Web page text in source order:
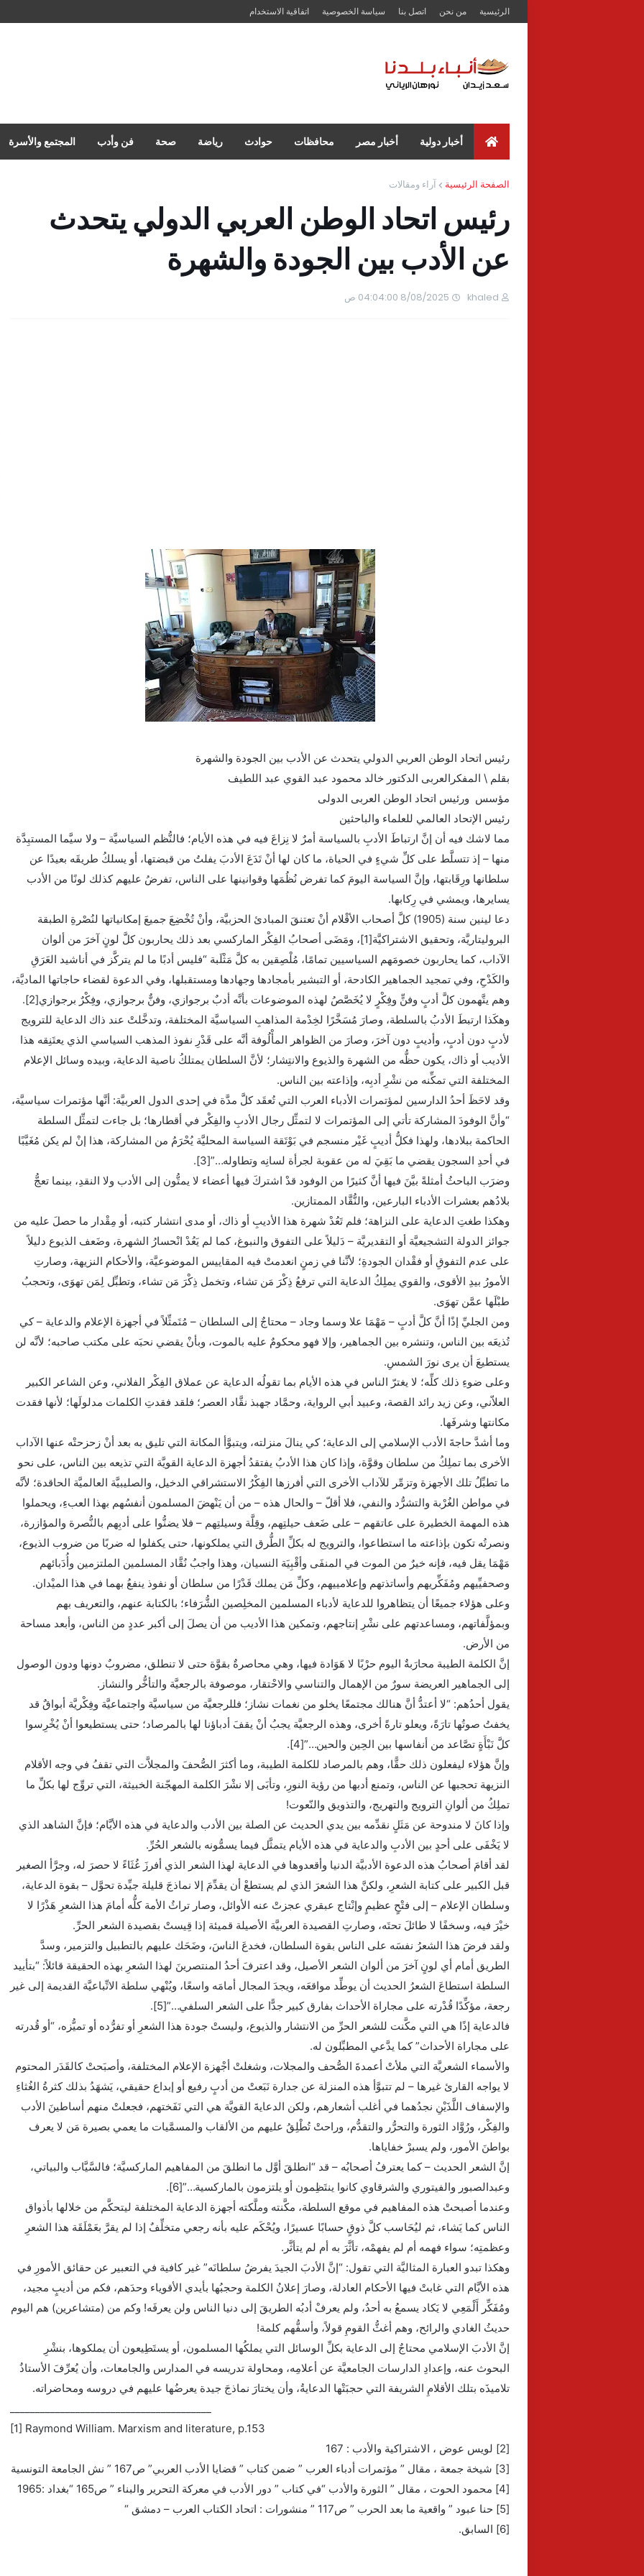
الرئيسية من نحن اتصل بنا سياسة الخصوصية اتفاقية الاستخدام
أخبار دولية أخبار مصر محافظات حوادث رياضة صحة فن وأدب المجتمع والأسرة
الصفحة الرئيسية آراء ومقالات
رئيس اتحاد الوطن العربي الدولي يتحدث
عن الأدب بين الجودة والشهرة
khaled 8/08/2025 04:04:00 ص
رئيس اتحاد الوطن العربي الدولي يتحدث عن الأدب بين الجودة والشهرة
بقلم \ المفكرالعربى الدكتور خالد محمود عبد القوي عبد اللطيف
مؤسس ورئيس اتحاد الوطن العربى الدولى
رئيس الإتحاد العالمي للعلماء والباحثين
مما لاشك فيه أن إنَّ ارتباطَ الأدبِ بالسياسة أمرٌ لا نِزاعَ فيه في هذه الأيام؛ فالنُّظم السياسيَّة – ولا سيَّما المستبِدَّة
منها – إذ تتسلَّط على كلِّ شيءٍ في الحياة، ما كان لها أنْ تَدَعَ الأدبَ يفلتُ من قبضتها، أو يسلكُ طريقَه بعيدًا عن
سلطانها ورِقَابتها، وإنَّ السياسة اليومَ كما تفرض نُظُمَها وقوانينها على الناس، تفرضُ عليهم كذلك لونًا من الأدب
يسايرها، ويمشي في رِكابها.
دعا لينين سنة (1905) كلَّ أصحاب الأقْلام أنْ تعتنقَ المبادئ الحزبيَّة، وأنْ تُخْضِعَ جميعَ إمكانياتها لنُصْرةِ الطبقة
البروليتاريَّة، وتحقيق الاشتراكيَّة[1]، ومَضَى أصحابُ الفِكْر الماركسي بعد ذلك يحاربون كلَّ لونٍ آخرَ من ألوان
الآداب، كما يحاربون خصومَهم السياسيين تمامًا، مُلْصِقين به كلَّ مَثْلَبة “فليس أدبًا ما لم يتركَّز في أناشيد العَرَقِ
والكَدْحِ، وفي تمجيد الجماهير الكادحة، أو التبشير بأمجادها وجهادها ومستقبلها، وفي الدعوة لقضاء حاجاتها الماديَّة،
وهم يتَّهمون كلَّ أدبٍ وفنٍّ وفِكْرٍ لا يُخَصَّصُ لهذه الموضوعات بأنَّه أدبٌ برجوازي، وفنٌّ برجوازي، وفِكْرٌ برجوازي[2].
وهكَذا ارتبطَ الأدبُ بالسلطة، وصارَ مُسَخَّرًا لخِدْمة المذاهبِ السياسيَّة المختلفة، وتدخَّلتْ عند ذاك الدعاية للترويج
لأدبٍ دون أدبٍ، وأديبٍ دون آخرَ، وصارَ من الظواهر المأْلُوفة أنَّه على قَدْرِ نفوذ المذهب السياسي الذي يعتَنِقه هذا
الأديب أو ذاك، يكون حظُّه من الشهرة والذيوع والانتِشار؛ لأنَّ السلطان يمتلكُ ناصية الدعاية، وبيده وسائل الإعلام
المختلفة التي تمكِّنه من نشْرِ أدبِه، وإذاعته بين الناس.
وقد لاحَظَ أحدُ الدارسين لمؤتمرات الأدباء العرب التي تُعقَد كلَّ مدَّة في إحدى الدول العربيَّة: أنَّها مؤتمرات سياسيَّة،
“وأنَّ الوفودَ المشاركة تأتي إلى المؤتمرات لا لتمثِّل رجال الأدبِ والفِكْر في أقطارها؛ بل جاءت لتمثِّل السلطة
الحاكمة ببلادها، ولهذا فكلُّ أديبٍ غَيْر منسجم في بَوْتَقة السياسة المحليَّة يُحْرَمُ من المشاركة، هذا إنْ لم يكن مُغَيَّبًا
في أحدِ السجون يقضي ما بَقِيَ له من عقوبة لجرأة لسانِه وتطاوله…”[3].
وضرَب الباحثُ أمثلةً بيَّنَ فيها أنَّ كثيرًا من الوفود قدْ اشتركَ فيها أعضاء لا يمتُّون إلى الأدب ولا النقدِ، بينما تعجُّ
بلادُهم بعشرات الأدباء البارعين، والنُّقَّاد الممتازين.
وهكذا طغتِ الدعاية على النزاهة؛ فلم تَعُدْ شهرة هذا الأديبِ أو ذاك، أو مدى انتشار كتبه، أو مِقْدار ما حصلَ عليه من
جوائز الدولة التشجيعيَّة أو التقديريَّة – دَليلاً على التفوق والنبوغ، كما لم يَعُدْ انْحسارُ الشهرة، وضَعف الذيوع دليلاً
على عدم التفوقِ أو فقْدان الجودةِ؛ لأنَّنا في زمنٍ انعدمتْ فيه المقاييس الموضوعيَّة، والأحكام النزيهة، وصارتِ
الأمورُ بيدِ الأقوى، والقوي يملِكُ الدعاية التي ترفعُ ذِكْرَ مَن تشاء، وتخمل ذِكْرَ مَن تشاء، وتطبِّل لِمَن تهوَى، وتحجبُ
طبْلَها عمَّن تهوَى.
ومن الجليِّ إذًا أنَّ كلَّ أدبٍ – مَهْمَا علا وسما وجاد – محتاجٌ إلى السلطان – مُتَمثِّلاً في أجهزة الإعلام والدعاية – كي
تُذيعَه بين الناس، وتنشره بين الجماهير، وإلا فهو محكومٌ عليه بالموت، وبأنْ يقضي نحبَه على مكتب صاحبه؛ لأنَّه لن
يستطيعَ أن يرى نورَ الشمسِ.
وعلى ضوءِ ذلك كلِّه؛ لا يغترّ الناس في هذه الأيام بما تقولُه الدعاية عن عملاق الفِكْر الفلاني، وعن الشاعر الكبير
العلاّني، وعن زيد رائد القصة، وعبيد أبي الرواية، وحمَّاد جهبذ نقَّاد العصر؛ فلقد فقدتِ الكلمات مدلولَها؛ لأنها فقدت
مكانتها وشرفَها.
وما أشدَّ حاجةَ الأدب الإسلامي إلى الدعاية؛ كي ينالَ منزلته، ويتبوَّأ المكانة التي تليق به بعد أنْ زحزحتْه عنها الآداب
الأخرى بما تملِكُ من سلطان وقوَّة، وإذا كان هذا الأدبُ يفتقدُ أجهزة الدعاية القويَّة التي تذيعه بين الناس، على نحو
ما تطبِّلُ تلك الأجهزة وتزمِّر للآداب الأخرى التي أفرزها الفِكْرُ الاستشراقي الدخيل، والصليبيَّة العالميَّة الحاقدة؛ لأنَّه
في مواطن الغُرْبة والتشرُّد والنفي، فلا أقلّ – والحال هذه – من أن يَنْهضَ المسلمون أنفسُهم بهذا العبءِ، ويحملوا
هذه المهمة الخطيرة على عاتقهم – على ضَعف حيلتِهم، وقِلَّة وسيلتِهم – فلا يضنُّوا على أدبِهم بالنُّصرة والمؤازرة،
ونصرتُه تكون بإذاعته ما استطاعوا، والترويج له بكلِّ الطُّرق التي يملكونها، حتى يكفلوا له ضربًا من ضروب الذيوع،
مَهْمَا يقل فيه، فإنه خيرٌ من الموت في المنفَى وأقْبِيَة النسيان، وهذا واجبُ نُقَّاد المسلمين الملتزمين وأُدَبائهم
وصحفيِّيهم ومُفَكِّريهم وأساتذتهم وإعلامييهم، وكلِّ مَن يملك قَدْرًا من سلطان أو نفوذ ينفعُ بهما في هذا الميْدان.
وعلى هؤلاء جميعًا أن يتظاهروا للدعاية لأدباء المسلمين المخلِصين الشُّرَفاء؛ بالكتابة عنهم، والتعريف بهم
وبمؤلَّفاتهم، ومساعدتهم على نشْرِ إنتاجهم، وتمكين هذا الأديب من أن يصلَ إلى أكبر عددٍ من الناس، وأبعد مساحة
من الأرض.
إنَّ الكلمة الطيبة محارَبةٌ اليوم حرْبًا لا هَوَادة فيها، وهي محاصرةٌ بقوَّة حتى لا تنطلق، مضروبٌ دونها ودون الوصول
إلى الجماهير العريضة سورٌ من الإهمال والتناسي والاحْتقار، موصوفة بالرجعيَّة والتأخُّر والنشاز.
يقول أحدُهم: “لا أعتدُّ أنَّ هنالك مجتمعًا يخلو من نغمات نشاز؛ فللرجعيَّة من سياسيَّة واجتماعيَّة وفِكْريَّة أبواقٌ قد
يخفتُ صوتُها تارَةً، ويعلو تارةً أخرى، وهذه الرجعيَّة يجبُ أنْ يقفَ أدباؤنا لها بالمرصاد؛ حتى يستطيعوا أنْ يُخْرِسوا
كلَّ نَبْأَةٍ تصَّاعد من أنفاسها بين الحِين والحين…”[4].
وإنَّ هؤلاء ليفعلون ذلك حقًّا، وهم بالمرصاد للكلمة الطيبة، وما أكثرَ الصُّحفَ والمجلاَّت التي تقفُ في وجه الأقلام
النزيهة تحجبها عن الناس، وتمنع أدبها من رؤية النورِ، وتأبَى إلا نشْرَ الكلمة المهجّنة الخبيثة، التي تروِّج لها بكلِّ ما
تملِكُ من ألوانِ الترويج والتهريج، والتذويق والنّعوت!
وإذا كانَ لا مندوحة عن مَثَلٍ نقدِّمه بين يدي الحديث عن الصلة بين الأدب والدعاية في هذه الأيَّام؛ فإنَّ الشاهد الذي
لا يَخْفَى على أحدٍ بين الأدبِ والدعاية في هذه الأيام يتمثَّل فيما يسمُّونه بالشعر الحُرِّ.
لقد أقامَ أصحابُ هذه الدعوة الأدبيَّة الدنيا وأقعدوها في الدعاية لهذا الشعر الذي أفرزَ غُثَاءً لا حصرَ له، وجرَّأ الصغير
قبل الكبير على كتابة الشعرِ، ولكنَّ هذا الشعرَ الذي لم يستطعْ أن يقدِّمَ إلا نماذجَ قليلة جيِّدة تحوَّل – بقوة الدعاية،
وسلطان الإعلام – إلى فتْحٍ عظيمٍ وإنْتاج عبقري عجزتْ عنه الأوائل، وصار تراثُ الأمة كلُّه أمامَ هذا الشعرِ هَذْرًا لا
خيْرَ فيه، وسخفًا لا طائلَ تحتَه، وصارتِ القصيدة العربيَّة الأصيلة قميئة إذا قِيستْ بقصيدة الشعر الحرِّ.
ولقد فرضَ هذا الشعرُ نفسَه على الناس بقوة السلطان، فخدعَ الناسَ، وضَحَك عليهم بالتطبيل والتزمير، وسدَّ
الطريق أمام أي لونٍ آخرَ من ألوان الشعر الأصيل، وقد اعترفَ أحدُ المنتصرينَ لهذا الشعرِ بهذه الحقيقة قائلاً: “بتأييد
السلطة استطاعَ الشعرُ الحديث أن يوطِّد مواقعَه، ويجدَ المجال أمامَه واسعًا، ويُنْهي سلطة الاتِّباعيَّة القديمة إلى غير
رجعة، مؤكِّدًا قُدْرته على مجاراة الأحداث بفارق كبير جدًّا على الشعر السلفي…”[5].
فالدعاية إذًا هي التي مكَّنت للشعر الحرِّ من الانتشار والذيوع، وليستْ جودة هذا الشعرِ أو تفرُّده أو تميُّزه، “أو قُدرته
على مجاراة الأحداث” كما يدَّعي المطبِّلون له.
والأسماء الشعريَّة التي ملأتْ أعمدةَ الصُّحف والمجلات، وشغلتْ أجْهزة الإعلام المختلفة، وأصبَحتْ كالقَدَر المحتوم
لا يواجه القارئ غيرها – لم تتبوَّأ هذه المنزلة عن جدارة نَبَعتْ من أدبٍ رفيع أو إبداع حقيقي، يَشهَدُ بذلك كثرةُ الغُثاءِ
والإسفاف اللَّذَيْنِ نجدُهما في أغلب أشعارهم، ولكن الدعايةَ القويَّة هي التي نَفَختهم، فجعلتْ منهم أساطينَ الأدب
والفِكْر، ورُوَّاد الثورة والتحرُّر والتقدُّم، وراحتْ تُطْلِقُ عليهم من الألقاب والمسمَّيات ما يعمي بصيرة مَن لا يعرف
بواطنَ الأمور، ولم يسبرْ خفاياها.
إنَّ الشعر الحديث – كما يعترفُ أصحابُه – قد “انطلقَ أوَّل ما انطلقَ من المفاهيم الماركسيَّة؛ فالسَّيَّاب والبياتي،
وعبدالصبور والفيتوري والشرقاوي كانوا ينتَظِمون أو يلتزمون بالماركسية…”[6].
وعندما أصبحتْ هذه المفاهيم في موقع السلطة، مكَّنته وملَّكته أجهزة الدعاية المختلفة ليتحكَّم من خلالها بأذواق
الناس كما يَشاء، ثم ليُحَاسب كلَّ ذوقٍ حسابًا عسيرًا، ويُحْكَم عليه بأنه رجعي متخلِّفٌ إذا لم يقرَّ بعَمْلَقَة هذا الشعرِ
وعظمتِه؛ سواء فهمه أم لم يفهمْه، تأثَّرَ به أم لم يتأثَّر.
وهكذا تبدو العبارة المثاليَّة التي تقول: “إنَّ الأدبَ الجيدَ يفرضُ سلطانَه” غير كافية في التعبير عن حقائق الأمورِ في
هذه الأيَّام التي غابتْ فيها الأحكام العادلة، وصارَ إعلانُ الكلمة وحجبُها بأيدي الأقوياء وحدَهم، فكم من أديبٍ مجيد،
ومُفَكِّر أَلْمَعِي لا يَكاد يسمعُ به أحدٌ، ولم يعرفْ أدبُه الطريقَ إلى دنيا الناس ولن يعرفَه! وكم من (متشاعرين) هم اليوم
حديثُ الغادي والرائح، وهم أغثُّ القومِ قولاً، وأسفُّهم كلمة!
إنَّ الأدبَ الإسلامي محتاجٌ إلى الدعاية بكلِّ الوسائل التي يملكُها المسلمون، أو يستَطِيعون أن يملكوها، بنشْرِ
البحوث عنه، وإعدادِ الدارسات الجامعيَّة عن أعلامِه، ومحاولة تدريسه في المدارس والجامعات، وأن يُعرِّفَ الأستاذُ
تلاميذَه بتلك الأقلامِ الشريفة التي حجبَتْها الدعايةُ، وأن يختارَ نماذجَ جيدة يعرضُها عليهم في دروسه ومحاضراته.
[1] Raymond William. Marxism and literature, p.153
[2] لويس عوض ، الاشتراكية والأدب : 167
[3] شيخة جمعة ، مقال ” مؤتمرات أدباء العرب ” ضمن كتاب ” قضايا الأدب العربي” ص167 ” نش الجامعة التونسية
[4] محمود الحوت ، مقال ” الثورة والأدب “في كتاب ” دور الأدب في معركة التحرير والبناء ” ص165 “بغداد :1965
[5] حنا عبود ” واقعية ما بعد الحرب ” ص117 ” منشورات : اتحاد الكتاب العرب – دمشق “
[6] السابق.